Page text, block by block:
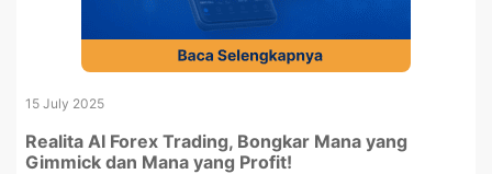
15 July 2025
Realita AI Forex Trading, Bongkar Mana yang
Gimmick dan Mana yang Profit!